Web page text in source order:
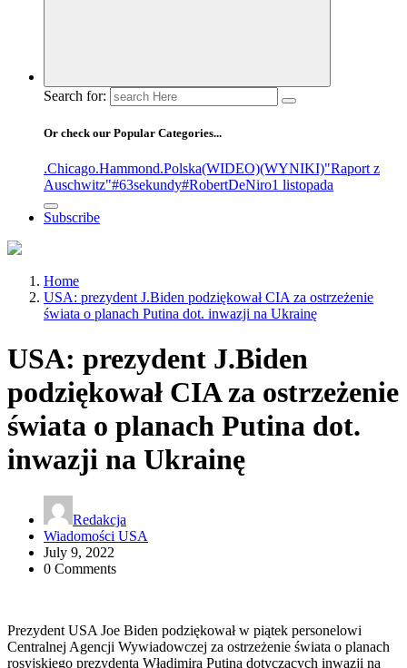
Search for:
Or check our Popular Categories...
.Chicago.Hammond.Polska(WIDEO)(WYNIKI)"Raport z
Auschwitz"#63sekundy#RobertDeNiro1 listopada
Subscribe
Home
USA: prezydent J.Biden podziękował CIA za ostrzeżenie
świata o planach Putina dot. inwazji na Ukrainę
USA: prezydent J.Biden
podziękował CIA za ostrzeżenie
świata o planach Putina dot.
inwazji na Ukrainę
Redakcja
Wiadomości USA
July 9, 2022
0 Comments
Prezydent USA Joe Biden podziękował w piątek personelowi
Centralnej Agencji Wywiadowczej za ostrzeżenie świata o planach
rosyjskiego prezydenta Władimira Putina dotyczących inwazji na